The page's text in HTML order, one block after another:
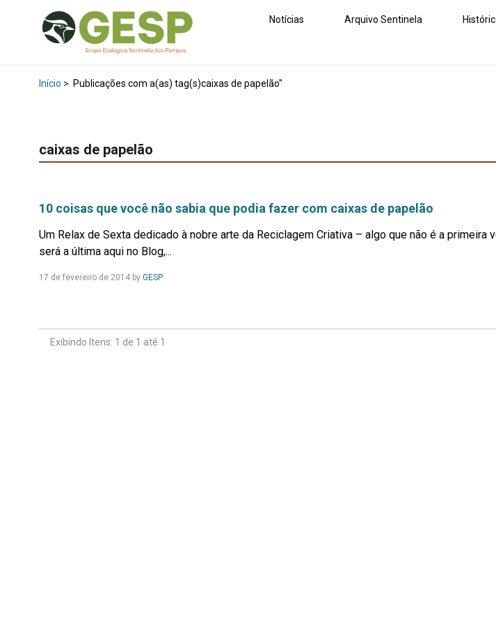
Notícias Arquivo Sentinela
Início > Publicações com a(as) tag(s)caixas de papelão"
caixas de papelão
10 coisas que você não sabia que podia fazer com caixas de papelão
Um Relax de Sexta dedicado à nobre arte da Reciclagem Criativa – algo que não é a primeira
será a última aqui no Blog,...
17 de fevereiro de 2014 by GESPLeia
Exibindo Itens: 1 de 1 até 1